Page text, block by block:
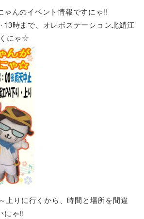
ゃんのイベント情報ですにゃ!!
13時まで、オレボステーション北鯖江
にゃ☆
上りに行くから、時間と場所を間違
にゃ!!